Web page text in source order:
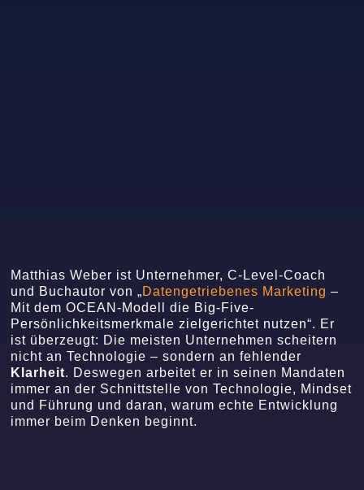
Matthias Weber ist Unternehmer, C-Level-Coach
und Buchautor von „Datengetriebenes Marketing –
Mit dem OCEAN-Modell die Big-Five-
Persönlichkeitsmerkmale zielgerichtet nutzen“. Er
ist überzeugt: Die meisten Unternehmen scheitern
nicht an Technologie – sondern an fehlender
Klarheit. Deswegen arbeitet er in seinen Mandaten
immer an der Schnittstelle von Technologie, Mindset
und Führung und daran, warum echte Entwicklung
immer beim Denken beginnt.